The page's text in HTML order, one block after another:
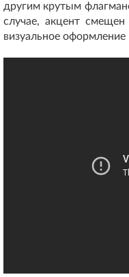
другим крутым
случае, акцент
визуальное